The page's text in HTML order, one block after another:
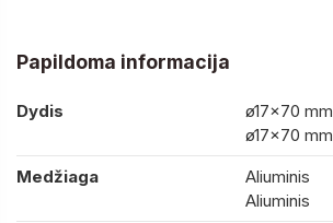
Papildoma informacija
Dydis
ø17×70 mm
ø17×70 mm
Medžiaga
Aliuminis
Aliuminis